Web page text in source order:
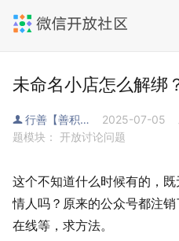
未命名小店怎么解绑
行善【善积者昌】 2025-07-05
题模块： 开放讨论问题
这个不知道什么时候有的，
情人吗？原来的公众号都注销
在线等，求方法。